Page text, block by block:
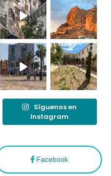
Facebook
Síguenos en
Instagram